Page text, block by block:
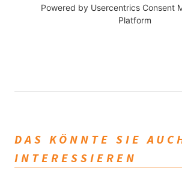
Powered by Usercentrics Consent
Platform
DAS KÖNNTE SIE
INTERESSIEREN